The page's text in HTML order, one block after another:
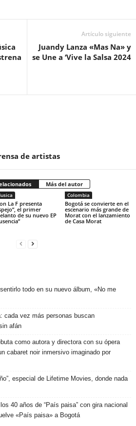
Artículo siguiente
Juandy Lanza «Mas Na» y
se Une a ‘Vive la Salsa 2024
de artistas
Más del autor
La F presenta
el primer
de su nuevo EP
Colombia
Bogotá se convierte en el
escenario más grande de
Morat con el lanzamiento
de Casa Morat
todo en su nuevo álbum, «No me
cada vez más personas buscan
afán
como autora y directora con su ópera
cabaret noir inmersivo imaginado por
especial de Lifetime Movies, donde nada
40 años de “País paisa” con gira nacional
«País paisa» a Bogotá